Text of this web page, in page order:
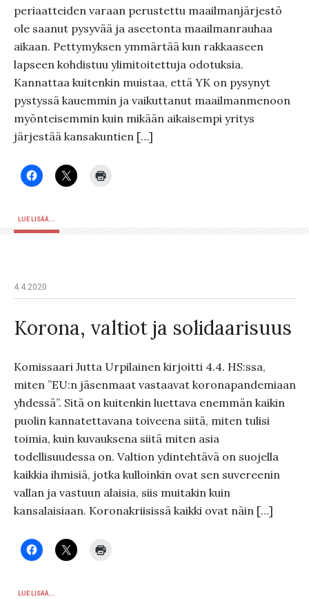
periaatteiden varaan perustettu maailmanjärjestö
ole saanut pysyvää ja aseetonta maailmanrauhaa
aikaan. Pettymyksen ymmärtää kun rakkaaseen
lapseen kohdistuu ylimitoitettuja odotuksia.
Kannattaa kuitenkin muistaa, että YK on pysynyt
pystyssä kauemmin ja vaikuttanut maailmanmenoon
myönteisemmin kuin mikään aikaisempi yritys
järjestää kansakuntien […]
LUE LISÄÄ...
4.4.2020
Korona, valtiot ja solidaarisuus
Komissaari Jutta Urpilainen kirjoitti 4.4. HS:ssa,
miten ”EU:n jäsenmaat vastaavat koronapandemiaan
yhdessä”. Sitä on kuitenkin luettava enemmän kaikin
puolin kannatettavana toiveena siitä, miten tulisi
toimia, kuin kuvauksena siitä miten asia
todellisuudessa on. Valtion ydintehtävä on suojella
kaikkia ihmisiä, jotka kulloinkin ovat sen suvereenin
vallan ja vastuun alaisia, siis muitakin kuin
kansalaisiaan. Koronakriisissä kaikki ovat näin […]
LUE LISÄÄ...